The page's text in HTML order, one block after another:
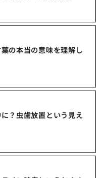
の本当の意味を理解し
？虫歯放置という見え